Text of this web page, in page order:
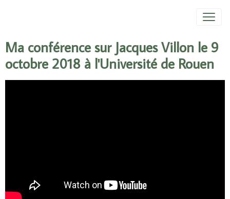
Ma conférence sur Jacques Villon le 9
octobre 2018 à l'Université de Rouen